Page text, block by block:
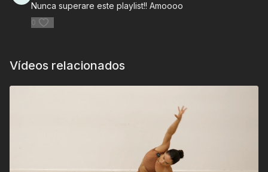
Nunca superare este playlist!! Amoooo
0
Vídeos relacionados